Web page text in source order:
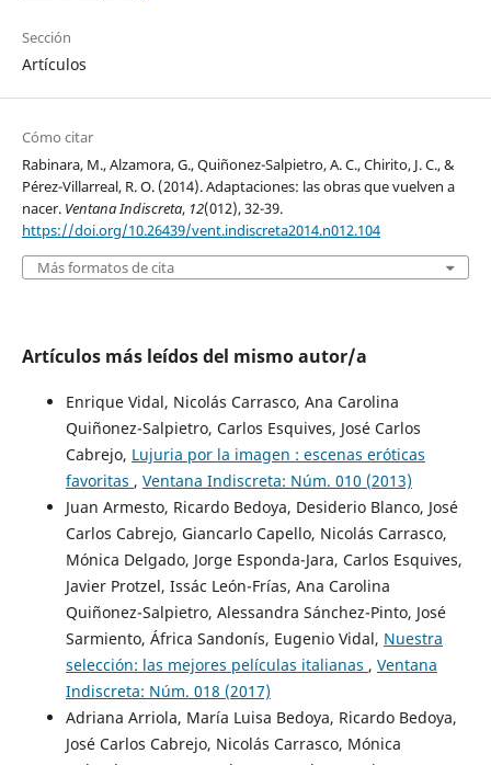
Sección
Artículos
Cómo citar
Rabinara, M., Alzamora, G., Quiñonez-Salpietro, A. C., Chirito, J. C., &
Pérez-Villarreal, R. O. (2014). Adaptaciones: las obras que vuelven a
nacer. Ventana Indiscreta, 12(012), 32-39.
https://doi.org/10.26439/vent.indiscreta2014.n012.104
Más formatos de cita
Artículos más leídos del mismo autor/a
Enrique Vidal, Nicolás Carrasco, Ana Carolina
Quiñonez-Salpietro, Carlos Esquives, José Carlos
Cabrejo, Lujuria por la imagen : escenas eróticas
favoritas , Ventana Indiscreta: Núm. 010 (2013)
Juan Armesto, Ricardo Bedoya, Desiderio Blanco, José
Carlos Cabrejo, Giancarlo Capello, Nicolás Carrasco,
Mónica Delgado, Jorge Esponda-Jara, Carlos Esquives,
Javier Protzel, Issác León-Frías, Ana Carolina
Quiñonez-Salpietro, Alessandra Sánchez-Pinto, José
Sarmiento, África Sandonís, Eugenio Vidal, Nuestra
selección: las mejores películas italianas , Ventana
Indiscreta: Núm. 018 (2017)
Adriana Arriola, María Luisa Bedoya, Ricardo Bedoya,
José Carlos Cabrejo, Nicolás Carrasco, Mónica